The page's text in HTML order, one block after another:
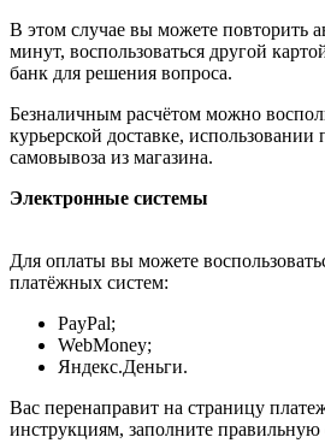
В этом случае вы можете повторить
минут, воспользоваться другой
банк для решения вопроса.
Безналичным расчётом можно
курьерской доставке, использовании
самовывоза из магазина.
Электронные системы
Для оплаты вы можете
платёжных систем:
PayPal;
WebMoney;
Яндекс.Деньги.
Вас перенаправит на страницу
инструкциям, заполните правильную